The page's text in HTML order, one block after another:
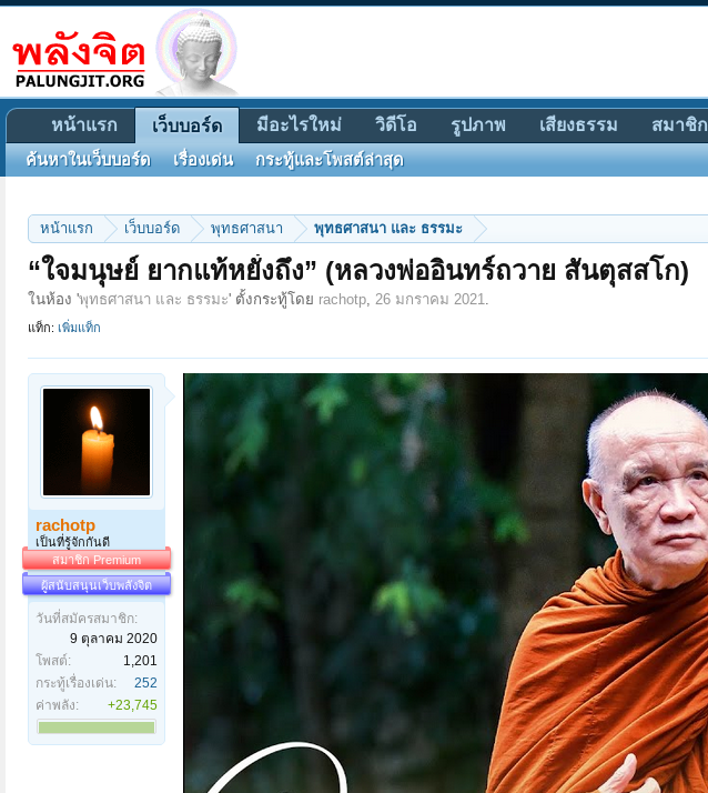
หน้าแรก เว็บบอร์ด พุทธศาสนา พุทธศาสนา และ ธรรมะ
“ใจมนุษย์ ยากแท้หยั่งถึง” (หลวงพ่ออินทร์ถวาย สันตุสสโก)
ในห้อง 'พุทธศาสนา และ ธรรมะ' ตั้งกระทู้โดย rachotp, 26 มกราคม 2021.
แท็ก: เพิ่มแท็ก
rachotp
เป็นที่รู้จักกันดี
สมาชิก Premium
ผู้สนับสนุนเว็บพลังจิต
วันที่สมัครสมาชิก:
9 ตุลาคม 2020
โพสต์:
1,201
กระทู้เรื่องเด่น:
252
ค่าพลัง:
+23,745
หน้าแรก เว็บบอร์ด
ค้นหาในเว็บบอร์ด เรื่องเด่น กระทู้และโพสต์ล่าสุด
มีอะไรใหม่ วิดีโอ รูปภาพ เสียงธรรม สมาชิก